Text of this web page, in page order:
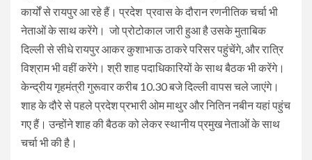
कार्यों से रायपुर आ रहे हैं। प्रदेश प्रवास के दौरान रणनीतिक चर्चा भी
नेताओं के साथ करेंगे। जो प्रोटोकाल जारी हुआ है उसके मुताबिक
दिल्ली से सीधे रायपुर आकर कुशाभाऊ ठाकरे परिसर पहुंचेंगे, और रात्रि
विश्राम भी वहीं करेंगे। श्री शाह पदाधिकारियों के साथ बैठक भी करेंगे।
केन्द्रीय गृहमंत्री गुरूवार करीब 10.30 बजे दिल्ली वापस चले जाएंगे।
शाह के दौरे से पहले प्रदेश प्रभारी ओम माथुर और नितिन नबीन यहां पहुंच
गए हैं। उन्होंने शाह की बैठक को लेकर स्थानीय प्रमुख नेताओं के साथ
चर्चा भी की है।